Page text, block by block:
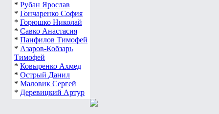
* Рубан Ярослав
* Гончаренко София
* Горюшко Николай
* Савко Анастасия
* Панфилов Тимофей
* Азаров-Кобзарь
Тимофей
* Ковыренко Ахмед
* Острый Данил
* Маловик Сергей
* Деревицкий Артур